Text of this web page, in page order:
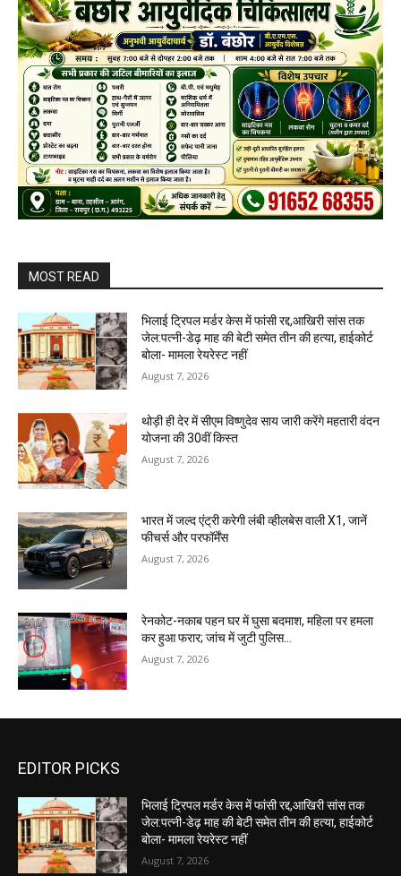
MOST READ
भिलाई ट्रिपल मर्डर केस में फांसी रद्द,आखिरी सांस तक
जेल:पत्नी-डेढ़ माह की बेटी समेत तीन की हत्या, हाईकोर्ट
बोला- मामला रेयरेस्ट नहीं
August 7, 2026
थोड़ी ही देर में सीएम विष्णुदेव साय जारी करेंगे महतारी वंदन
योजना की 30वीं किस्त
August 7, 2026
भारत में जल्द एंट्री करेगी लंबी व्हीलबेस वाली X1, जानें
फीचर्स और परफॉर्मेंस
August 7, 2026
रेनकोट-नकाब पहन घर में घुसा बदमाश, महिला पर हमला
कर हुआ फरार; जांच में जुटी पुलिस…
August 7, 2026
EDITOR PICKS
भिलाई ट्रिपल मर्डर केस में फांसी रद्द,आखिरी सांस तक
जेल:पत्नी-डेढ़ माह की बेटी समेत तीन की हत्या, हाईकोर्ट
बोला- मामला रेयरेस्ट नहीं
August 7, 2026